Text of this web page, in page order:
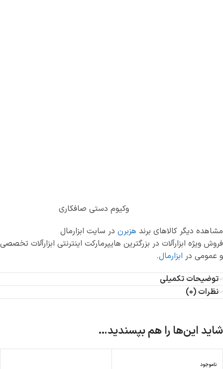
وکیوم دستی صافکاری
مشاهده دیگر کالاهای برند هزبرن در سایت ابزارمال
فروش ویژه ابزارآلات در بزرگترین هایپرمارکت اینترنتی ابزارآلات تخصصی
و عمومی در ابزارمال.
توضیحات تکمیلی
نظرات (0)
شاید این‌ها را هم بپسندید…
ناموجود